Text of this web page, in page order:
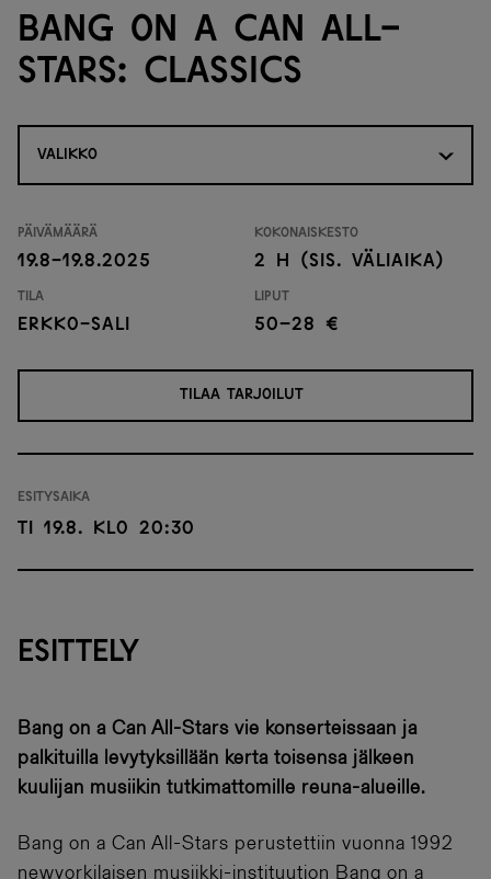
Bang on a Can All-
Stars: Classics
VALIKKO
Päivämäärä
19.8-19.8.2025
Kokonaiskesto
2 H (sis. väliaika)
Tila
Erkko-sali
Liput
50–28 €
TILAA TARJOILUT
Esitysaika
ti 19.8. klo 20:30
ESITTELY
Bang on a Can All-Stars vie konserteissaan ja
palkituilla levytyksillään kerta toisensa jälkeen
kuulijan musiikin tutkimattomille reuna-alueille.
Bang on a Can All-Stars perustettiin vuonna 1992
newyorkilaisen musiikki-instituution Bang on a